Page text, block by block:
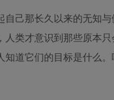
自己那长久以来的无知
类才意识到那些原本
道它们的目标是什么